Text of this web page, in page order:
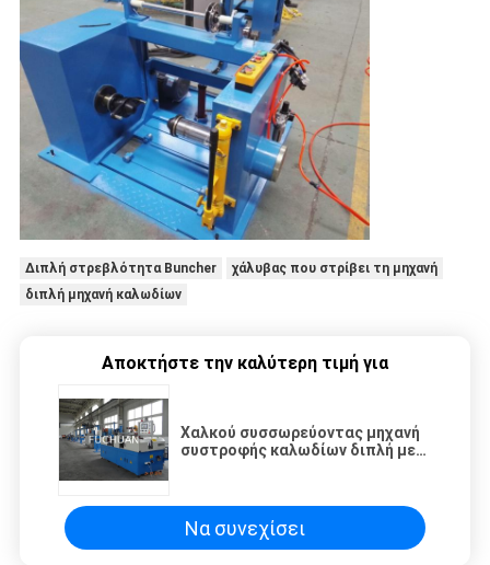
Διπλή στρεβλότητα Buncher
χάλυβας που στρίβει τη μηχανή
διπλή μηχανή καλωδίων
Αποκτήστε την καλύτερη τιμή για
Χαλκού συσσωρεύοντας μηχανή
συστροφής καλωδίων διπλή με
Να συνεχίσει